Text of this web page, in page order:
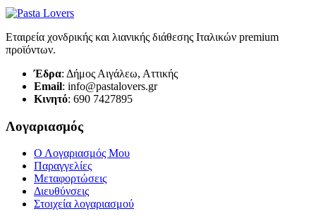
Εταιρεία χονδρικής και λιανικής διάθεσης Ιταλικών premium
προϊόντων.
Έδρα: Δήμος Αιγάλεω, Αττικής
Email: info@pastalovers.gr
Κινητό: 690 7427895
Λογαριασμός
Ο Λογαριασμός Μου
Παραγγελίες
Μεταφορτώσεις
Διευθύνσεις
Στοιχεία λογαριασμού